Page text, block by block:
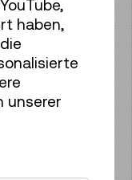
nur mit
0
haben,
unserer